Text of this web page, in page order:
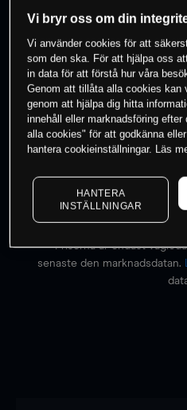
0% av kunderna har
instrument
Börja
Priserna är endast
senaste den marknadsdatan.
Vi bryr oss om din
Vi använder cookies för att
som den ska. För att hjälpa oss
in data för att förstå hur våra
Genom att tillåta alla cookies kan
genom att hjälpa dig hitta
innehåll eller marknadsföring
alla cookies" för att godkänna
hantera cookieinställningar. Läs
HANTERA
INSTÄLLNINGAR